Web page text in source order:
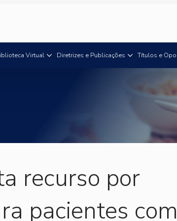
Virtual Diretrizes e Publicações Títulos e
recurso por
pacientes com